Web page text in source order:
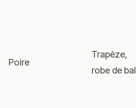
Poire
Trapèze,
robe de bal